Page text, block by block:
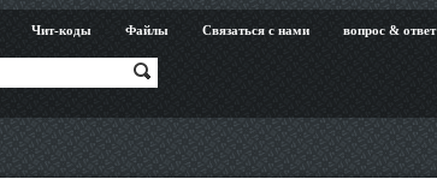
Чит-коды Файлы Связаться с нами вопрос & ответ